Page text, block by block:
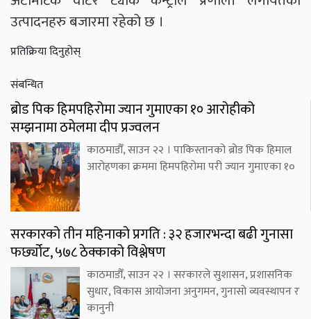
उत्पादनहरु बजारमा रहेको छ ।
प्रतिक्रिया दिनुहोस्
संबन्धित
ब्रोड पिक हिमपहिरोमा ज्यान गुमाएका १० आरोहीको
सम्झनामा ठमेलमा दीप प्रज्वलन
काठमाडौँ, साउन २२ । पाकिस्तानको ब्रोड पिक हिमाल
आरोहणका क्रममा हिमपहिरोमा परी ज्यान गुमाएका १०
सरकारको तीन महिनाको प्रगति : ३२ हजारभन्दा बढी गुनासा
फर्छ्योट, ५७८ ठेक्काको विश्लेषण
काठमाडौँ, साउन २२ । सरकारले सुशासन, प्रशासनिक
सुधार, विकास आयोजना अनुगमन, गुनासो व्यवस्थापन र
कानुनी